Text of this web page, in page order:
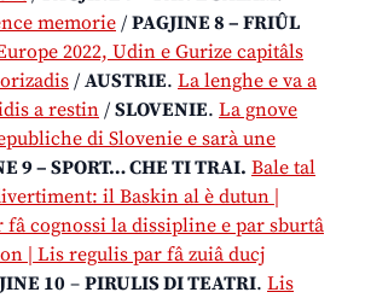
memorie / PAGJINE 8 – FRIÛL
2022, Udin e Gurize capitâls
/ AUSTRIE. La lenghe e va a
a restin / SLOVENIE. La gnove
di Slovenie e sarà une
9 – SPORT… CHE TI TRAI. Bale tal
il Baskin al è dutun |
fâ cognossi la dissipline e par sburtâ
| Lis regulis par fâ zuiâ ducj
10 – PIRULIS DI TEATRI. Lis